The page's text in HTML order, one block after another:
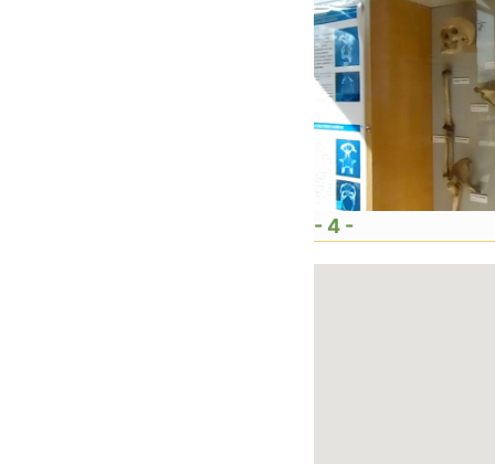
- 4 -